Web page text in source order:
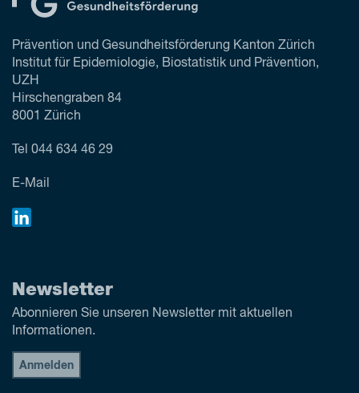
Prävention und Gesundheitsförderung Kanton Zürich
Institut für Epidemiologie, Biostatistik und Prävention,
UZH
Hirschengraben 84
8001 Zürich
Tel 044 634 46 29
E-Mail
Newsletter
Abonnieren Sie unseren Newsletter mit aktuellen
Informationen.
Anmelden